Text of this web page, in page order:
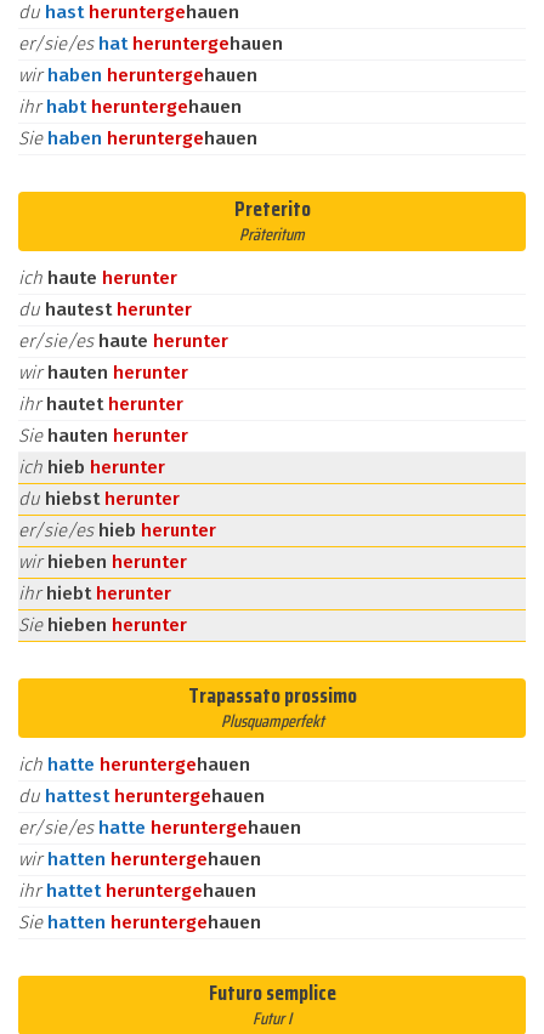
du hast heruntergehauen
er/sie/es hat heruntergehauen
wirhaben heruntergehauen
ihrhabt heruntergehauen
Sie haben heruntergehauen
Preterito
Präteritum
ich haute herunter
du hautest herunter
er/sie/es haute herunter
wirhauten herunter
ihrhautet herunter
Sie hauten herunter
ich hieb herunter
du hiebst herunter
er/sie/es hieb herunter
wirhieben herunter
ihrhiebt herunter
Sie hieben herunter
Trapassato prossimo
Plusquamperfekt
ich hatte heruntergehauen
du hattest heruntergehauen
er/sie/es hatte heruntergehauen
wirhatten heruntergehauen
ihrhattet heruntergehauen
Sie hatten heruntergehauen
Futuro semplice
Futur I